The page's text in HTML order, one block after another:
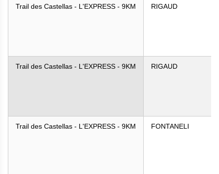
Trail des Castellas - L'EXPRESS - 9KM RIGAUD
Trail des Castellas - L'EXPRESS - 9KM RIGAUD
Trail des Castellas - L'EXPRESS - 9KM FONTANELI